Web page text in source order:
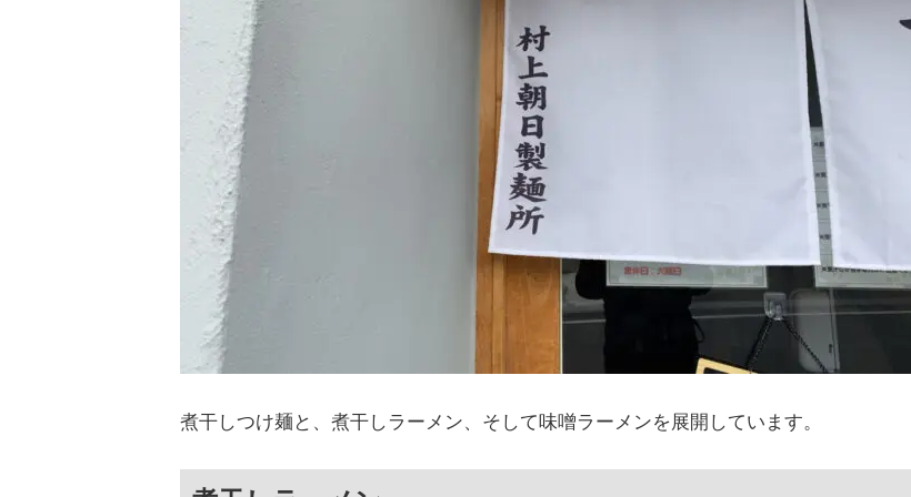
煮干しつけ麺と、煮干しラーメン、そして味噌ラーメンを展開しています。